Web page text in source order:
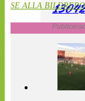
SE ALLA